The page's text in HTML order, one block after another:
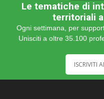
Le tematiche di
territoriali
Ogni settimana, per
Unisciti a oltre 35.100
ISCRIVITI